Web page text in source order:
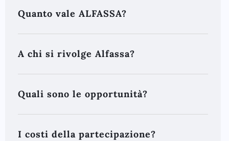
Quanto vale ALFASSA?
A chi si rivolge Alfassa?
Quali sono le opportunità?
I costi della partecipazione?